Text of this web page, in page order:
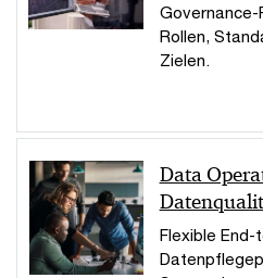
Governance-
Rollen,
Zielen.
Data
Flexible End-